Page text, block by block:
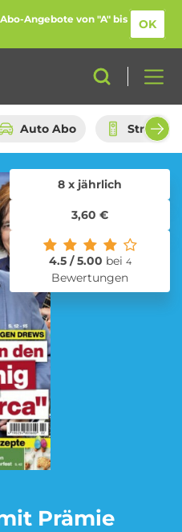
Angebote von "A" bis
OK
Auto Abo
Auto Abo
Dating App Abo
Prämie
8 x jährlich
3,60 €
4.5 / 5.00 bei 4
Bewertungen